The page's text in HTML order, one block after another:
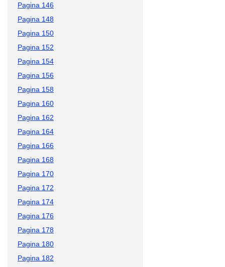
Pagina 146
Pagina 148
Pagina 150
Pagina 152
Pagina 154
Pagina 156
Pagina 158
Pagina 160
Pagina 162
Pagina 164
Pagina 166
Pagina 168
Pagina 170
Pagina 172
Pagina 174
Pagina 176
Pagina 178
Pagina 180
Pagina 182